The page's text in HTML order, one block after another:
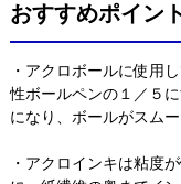
おすすめポイン
・アクロボールに使用
性ボールペンの１／５
になり、ボールがスムー
・アクロインキは粘度